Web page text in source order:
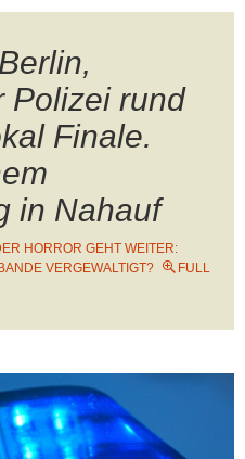
Polizei rund
Finale.
in Nahauf
HORROR GEHT WEITER:
VERGEWALTIGT?
FULL